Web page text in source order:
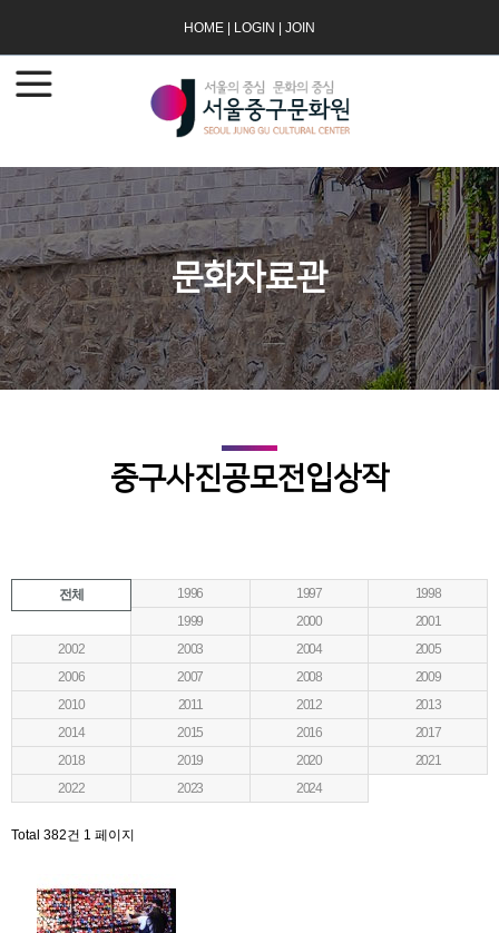
HOME LOGIN JOIN
문화자료관
중구사진공모전입상작
전체 1996 1997
1998
1999
2000
2001
2002
2003 2004
2005
2006
2007 2008
2009
2010
2011 2012
2013
2014
2015 2016
2017
2018
2019 2020
2021
2022
2023 2024
Total 382건 1 페이지